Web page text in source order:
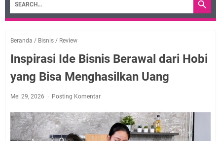
Beranda / Bisnis / Review
Inspirasi Ide Bisnis Berawal dari Hobi
yang Bisa Menghasilkan Uang
Mei 29, 2026 Posting Komentar